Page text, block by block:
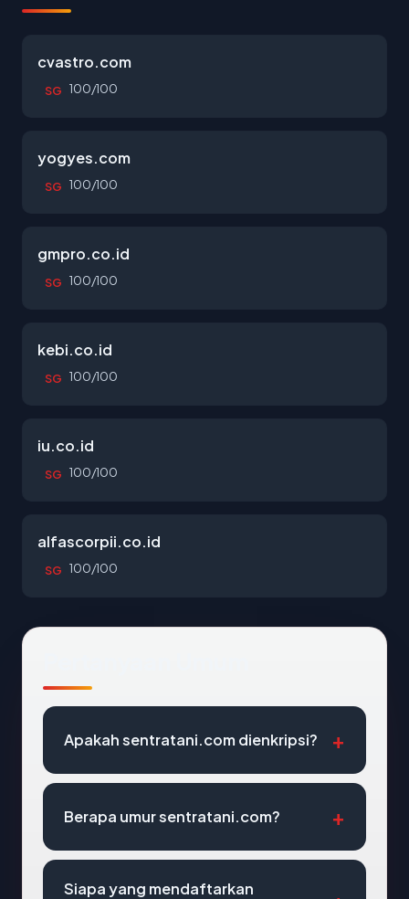
cvastro.com
SG 100/100
yogyes.com
SG 100/100
gmpro.co.id
SG 100/100
kebi.co.id
SG 100/100
iu.co.id
SG 100/100
alfascorpii.co.id
SG 100/100
Apakah sentratani.com dienkripsi?
Berapa umur sentratani.com?
Siapa yang mendaftarkan